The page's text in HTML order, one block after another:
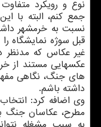
نوع و رویكرد
جمع كنم، البته با
قبل سوژه نمایشگاه
غیر عكاس كه مدنظر
عكسهایی مستند از
های جنگ، نگاهی
داشته باشم.
وی اضافه كرد:
مطرح، عكاسان جنگ